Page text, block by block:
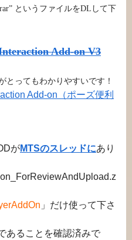
というファイルをDLして下
Add-on V3
とってもわかりやすいです！
Add-on（ポーズ便利
がMTSのスレッドにあり
」だけ使って下さ
あることを確認済みで